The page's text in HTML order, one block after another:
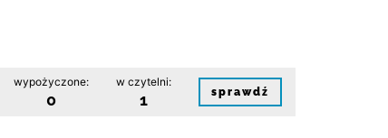
wypożyczone:
0
w czytelni:
1 sprawdź